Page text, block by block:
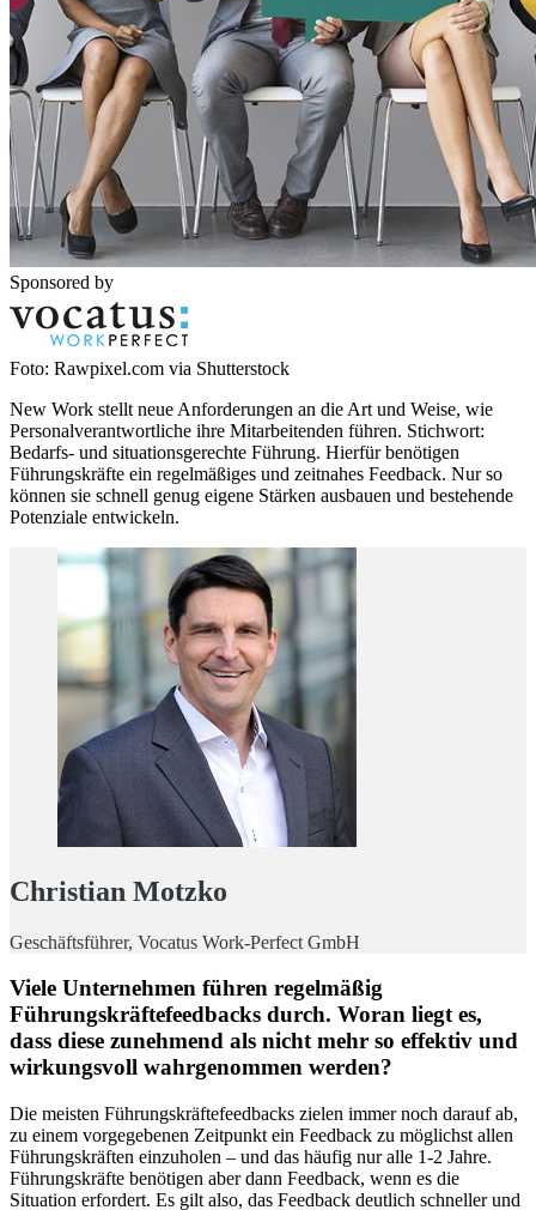
Sponsored by
Foto: Rawpixel.com via Shutterstock
New Work stellt neue Anforderungen an die Art und Weise, wie
Personalverantwortliche ihre Mitarbeitenden führen. Stichwort:
Bedarfs- und situationsgerechte Führung. Hierfür benötigen
Führungskräfte ein regelmäßiges und zeitnahes Feedback. Nur so
können sie schnell genug eigene Stärken ausbauen und bestehende
Potenziale entwickeln.
Christian Motzko
Geschäftsführer, Vocatus Work-Perfect GmbH
Viele Unternehmen führen regelmäßig
Führungskräftefeedbacks durch. Woran liegt es,
dass diese zunehmend als nicht mehr so effektiv und
wirkungsvoll wahrgenommen werden?
Die meisten Führungskräftefeedbacks zielen immer noch darauf ab,
zu einem vorgegebenen Zeitpunkt ein Feedback zu möglichst allen
Führungskräften einzuholen – und das häufig nur alle 1-2 Jahre.
Führungskräfte benötigen aber dann Feedback, wenn es die
Situation erfordert. Es gilt also, das Feedback deutlich schneller und